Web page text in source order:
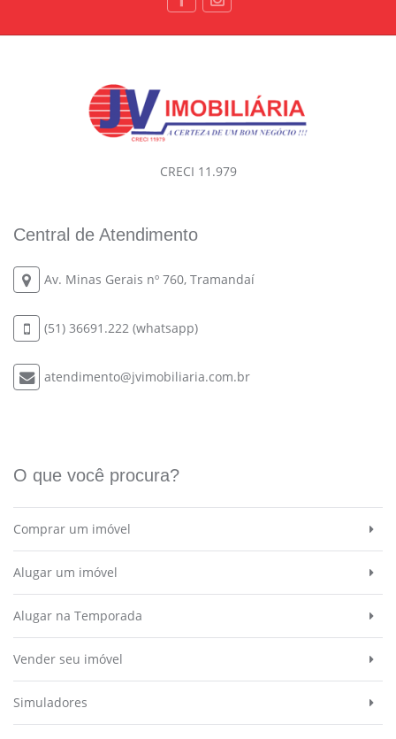
CRECI 11.979
Central de Atendimento
Av. Minas Gerais nº 760, Tramandaí
(51) 36691.222 (whatsapp)
atendimento@jvimobiliaria.com.br
O que você procura?
Comprar um imóvel
Alugar um imóvel
Alugar na Temporada
Vender seu imóvel
Simuladores